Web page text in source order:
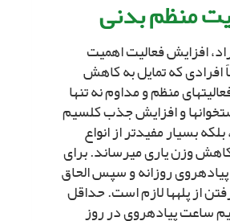
افزایش فعالیت اهمیت
که تمایل به کاهش
منظم و مداوم نه تنها
و افزایش جذب کلسیم
بسیار مفیدتر از انواع
وزن یارى مى‏رساند. براى
روزانه و سپس الحاق
از پله‏ها لازم است. حداقل
ساعت پیاده‏روى در روز